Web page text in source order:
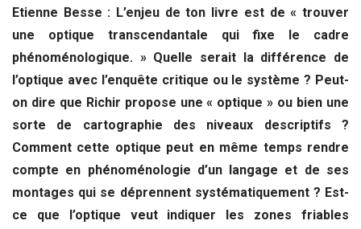
Etienne Besse : L’enjeu de ton livre est de « trouver
une optique transcendantale qui fixe le cadre
phénoménologique. » Quelle serait la différence de
l’optique avec l’enquête critique ou le système ? Peut-
on dire que Richir propose une « optique » ou bien une
sorte de cartographie des niveaux descriptifs ?
Comment cette optique peut en même temps rendre
compte en phénoménologie d’un langage et de ses
montages qui se déprennent systématiquement ? Est-
ce que l’optique veut indiquer les zones friables